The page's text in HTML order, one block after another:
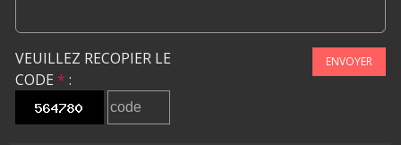
VEUILLEZ RECOPIER LE
CODE * :
ENVOYER